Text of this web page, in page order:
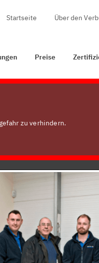
Startseite Über den
Preise
zu verhindern.